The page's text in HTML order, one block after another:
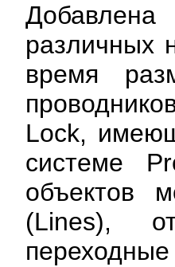
Добавлена
различных
время
Lock,
системе
объектов
(Lines),